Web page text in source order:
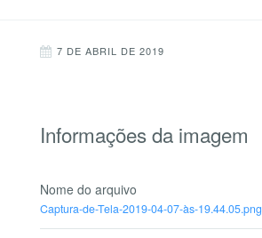
7 DE ABRIL DE 2019
Informações da imagem
Nome do arquivo
Captura-de-Tela-2019-04-07-às-19.44.05.png